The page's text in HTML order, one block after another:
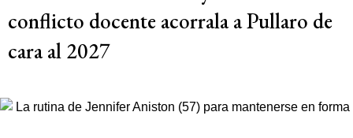
conflicto docente acorrala a Pullaro de
cara al 2027